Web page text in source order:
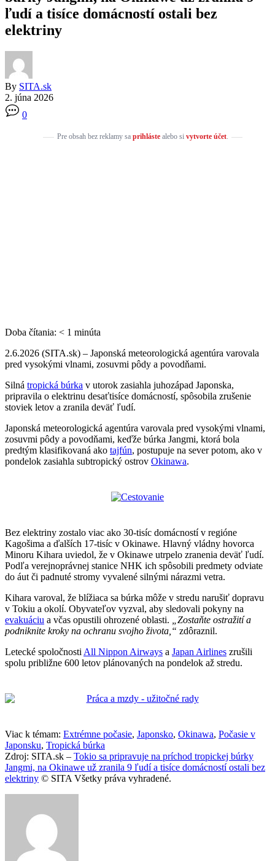
ľudí a tisíce domácností ostali bez
elektriny
By SITA.sk
2. júna 2026
0
Pre obsah bez reklamy sa prihlástealebo si vytvorte účet.
Doba čítania: < 1 minúta
2.6.2026 (SITA.sk) – Japonská meteorologická agentúra varovala
pred vysokými vlnami, zosuvmi pôdy a povodňami.
Silná tropická búrka v utorok zasiahla juhozápad Japonska,
pripravila o elektrinu desaťtisíce domácností, spôsobila zrušenie
stoviek letov a zranila deväť ľudí.
Japonská meteorologická agentúra varovala pred vysokými vlnami,
zosuvmi pôdy a povodňami, keďže búrka Jangmi, ktorá bola
predtým klasifikovaná ako tajfún, postupuje na sever potom, ako v
pondelok zasiahla subtropický ostrov Okinawa.
Bez elektriny zostalo viac ako 30‑tisíc domácností v regióne
Kagošima a ďalších 17‑tisíc v Okinawe. Hlavný vládny hovorca
Minoru Kihara uviedol, že v Okinawe utrpelo zranenia deväť ľudí.
Podľa verejnoprávnej stanice NHK ich spôsobili predmety odviate
do áut či padnuté stromy vyvalené silnými nárazmi vetra.
Kihara varoval, že blížiaca sa búrka môže v stredu narušiť dopravu
v Tokiu a okolí. Obyvateľov vyzval, aby sledovali pokyny na
evakuáciu a včas opustili ohrozené oblasti.
„Zostaňte ostražití a
podniknite kroky na ochranu svojho života,“ zdôraznil.
Letecké spoločnosti All Nippon Airways a Japan Airlines zrušili
spolu približne 600 letov plánovaných na pondelok až stredu.
Viac k témam: Extrémne počasie, Japonsko, Okinawa, Počasie v
Japonsku, Tropická búrka
Zdroj: SITA.sk – Tokio sa pripravuje na príchod tropickej búrky
Jangmi, na Okinawe už zranila 9 ľudí a tisíce domácností ostali bez
elektriny © SITA Všetky práva vyhradené.